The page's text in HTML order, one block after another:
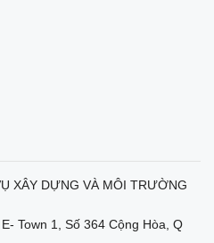
XÂY DỰNG VÀ MÔI TRƯỜNG
Town 1, Số 364 Cộng Hòa, Q